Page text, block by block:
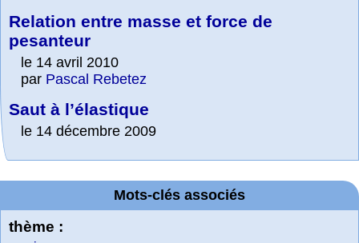
Relation entre masse et force de
pesanteur
le 14 avril 2010
par Pascal Rebetez
Saut à l’élastique
le 14 décembre 2009
Mots-clés associés
thème :